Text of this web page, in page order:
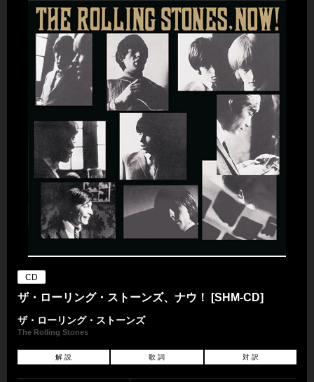
CD
ザ・ローリング・ストーンズ、ナウ！ [SHM-CD]
ザ・ローリング・ストーンズ
The Rolling Stones
解 説 歌 詞 対 訳